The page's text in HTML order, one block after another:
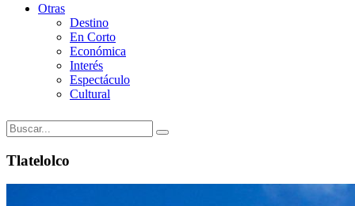
Otras
Destino
En Corto
Económica
Interés
Espectáculo
Cultural
Tlatelolco